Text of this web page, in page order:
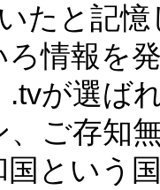
たと記
情報を
が選ば
、ご存知
という